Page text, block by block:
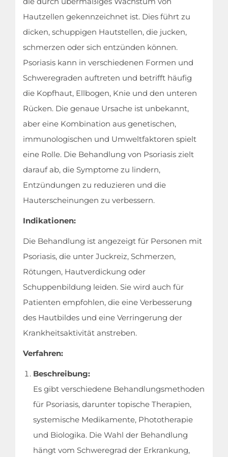
Hautzellen gekennzeichnet ist. Dies führt zu
dicken, schuppigen Hautstellen, die jucken,
schmerzen oder sich entzünden können.
Psoriasis kann in verschiedenen Formen und
Schweregraden auftreten und betrifft häufig
die Kopfhaut, Ellbogen, Knie und den unteren
Rücken. Die genaue Ursache ist unbekannt,
aber eine Kombination aus genetischen,
immunologischen und Umweltfaktoren spielt
eine Rolle. Die Behandlung von Psoriasis zielt
darauf ab, die Symptome zu lindern,
Entzündungen zu reduzieren und die
Hauterscheinungen zu verbessern.
Indikationen:
Die Behandlung ist angezeigt für Personen mit
Psoriasis, die unter Juckreiz, Schmerzen,
Rötungen, Hautverdickung oder
Schuppenbildung leiden. Sie wird auch für
Patienten empfohlen, die eine Verbesserung
des Hautbildes und eine Verringerung der
Krankheitsaktivität anstreben.
Verfahren:
Beschreibung:
Es gibt verschiedene Behandlungsmethoden
für Psoriasis, darunter topische Therapien,
systemische Medikamente, Phototherapie
und Biologika. Die Wahl der Behandlung
hängt vom Schweregrad der Erkrankung,